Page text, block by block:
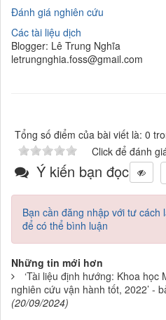
Đánh giá nghiên cứu
Các tài liệu dịch
Blogger: Lê Trung Nghĩa
letrungnghia.foss@gmail.com
Tổng số điểm của bài viết là: 0
Click để đánh
Ý kiến bạn đọc
Bạn cần đăng nhập với tư cách
để có thể bình luận
Những tin mới hơn
‘Tài liệu định hướng: Khoa
nghiên cứu vận hành tốt, 2022’ -
(20/09/2024)